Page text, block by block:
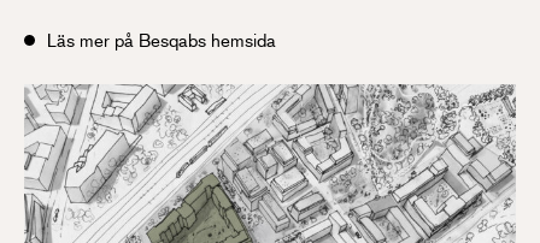
Läs mer på Besqabs hemsida